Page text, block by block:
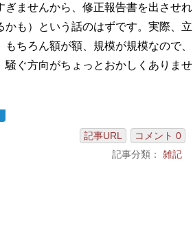
ませんから、修正報告書を出させれ
も）という話のはずです。実際、立
ちろん額が額、規模が規模なので、
ぐ方向がちょっとおかしくありませ
記事URL
コメント 0
記事分類： 雑記